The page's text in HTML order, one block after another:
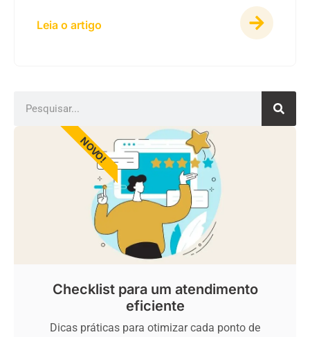
Leia o artigo
Checklist para um atendimento
eficiente
Dicas práticas para otimizar cada ponto de
NOVO!